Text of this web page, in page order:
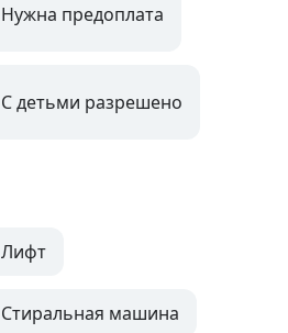
Нужна предоплата
С детьми разрешено
Лифт
Стиральная машина